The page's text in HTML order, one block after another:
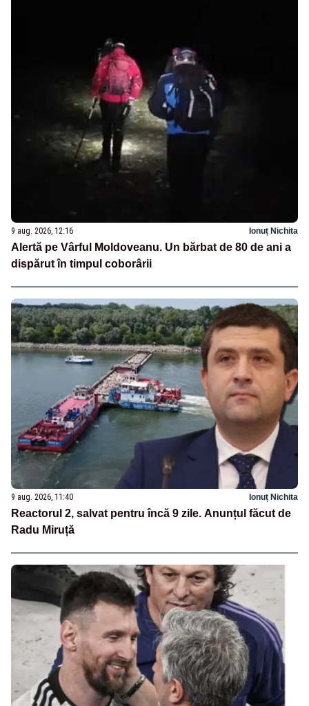
9 aug. 2026, 12:16 Ionuț Nichita
Alertă pe Vârful Moldoveanu. Un bărbat de 80 de ani a
dispărut în timpul coborârii
9 aug. 2026, 11:40 Ionuț Nichita
Reactorul 2, salvat pentru încă 9 zile. Anunțul făcut de
Radu Miruță